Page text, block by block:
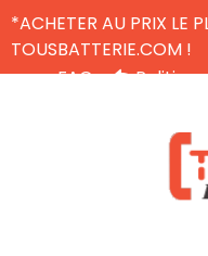
*ACHETER AU PRIX LE
TOUSBATTERIE.COM !
FAQ